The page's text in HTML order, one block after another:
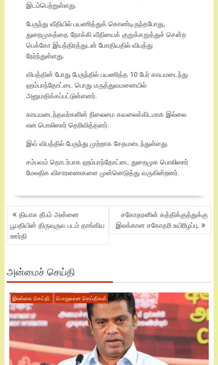
இடம்பெற்றுள்ளது.
பேருந்து வீதியில் பயணித்துக் கொண்டிருந்தபோது,
துறைமுகத்தை நோக்கி வீதியைக் குறுக்கறுத்துச் சென்ற
பெக்கோ இயந்திரத்துடன் மோதியதில் விபத்து
நேர்ந்துள்ளது.
விபத்தின் போது பேருந்தில் பயணித்த 10 பேர் காயமடைந்து
ஹம்பாந்தோட்டை பொது மருத்துவமனையில்
அனுமதிக்கப்பட்டுள்ளனர்.
காயமடைந்தவர்களின் நிலைமை கவலைக்கிடமாக இல்லை
என பொலிஸார் தெரிவித்தனர்.
இவ் விபத்தில் பேருந்து முற்றாக சேதமடைந்துள்ளது.
சம்பவம் தொடர்பாக ஹம்பாந்தோட்டை துறைமுக பொலிஸார்
மேலதிக விசாரணைகளை முன்னெடுத்து வருகின்றனர்.
POST
NAVIGATION
தியாக தீபம் அன்னை
பூபதியின் திருவுருவ படம் தாங்கிய
ஊர்தி
சகோதரனின் கத்திக்குத்துக்கு
இலக்கான சகோதரி உயிரிழப்பு.
அன்மைச் செய்தி
இலங்கை செய்தி. பொதுவான செய்திகள்